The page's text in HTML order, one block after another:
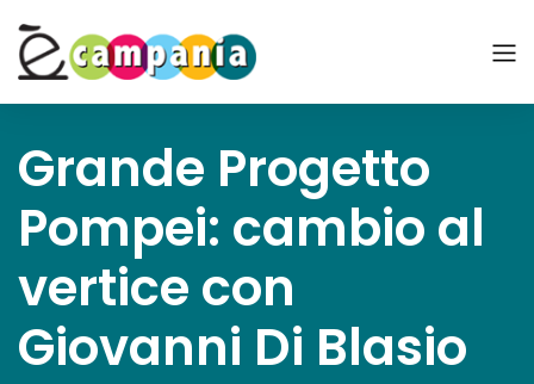
Grande Progetto
Pompei: cambio al
vertice con
Giovanni Di Blasio